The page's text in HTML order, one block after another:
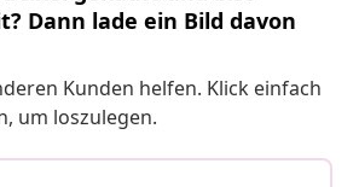
Dann lade ein Bild davon
Kunden helfen. Klick einfach
um loszulegen.